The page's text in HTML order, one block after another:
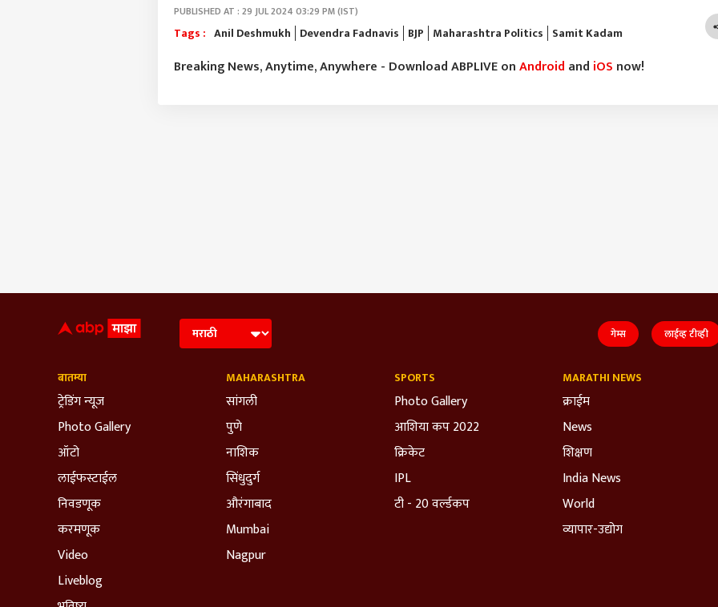
PUBLISHED AT : 29 JUL 2024 03:29 PM (IST)
Tags : Anil Deshmukh Devendra Fadnavis BJP Maharashtra Politics Samit Kadam
Breaking News, Anytime, Anywhere - Download ABPLIVE onAndroid and iOS now!
गेम्स लाईव्ह टीव्ही
बातम्या
ट्रेडिंग न्यूज
Photo Gallery
ऑटो
लाईफस्टाईल
निवडणूक
करमणूक
Video
Liveblog
MAHARASHTRA
सांगली
पुणे
नाशिक
सिंधुदुर्ग
औरंगाबाद
Mumbai
Nagpur
SPORTS
Photo Gallery
आशिया कप 2022
क्रिकेट
IPL
टी - 20 वर्ल्डकप
MARATHI NEWS
क्राईम
News
शिक्षण
India News
World
व्यापार-उद्योग